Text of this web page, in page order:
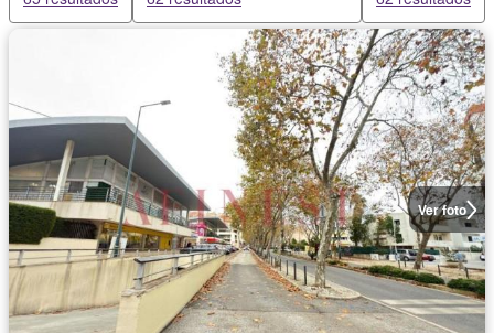
Ver foto